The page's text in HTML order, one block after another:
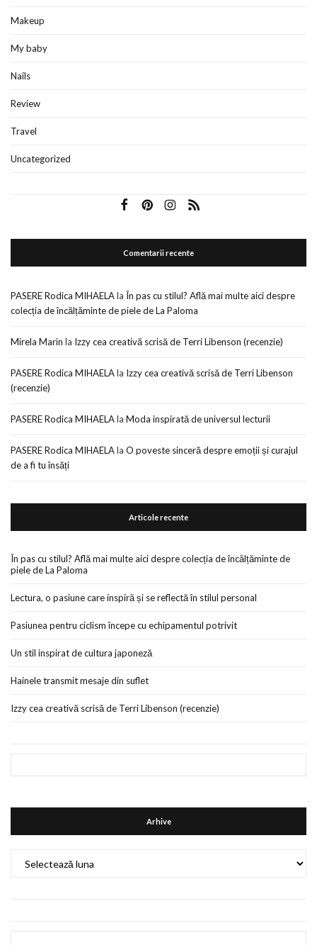
Makeup
My baby
Nails
Review
Travel
Uncategorized
Comentarii recente
PASERE Rodica MIHAELAla În pas cu stilul? Află mai multe aici despre
colecția de încălțăminte de piele de La Paloma
Mirela Marin la Izzy cea creativă scrisă de Terri Libenson (recenzie)
PASERE Rodica MIHAELAla Izzy cea creativă scrisă de Terri Libenson
(recenzie)
PASERE Rodica MIHAELAla Moda inspirată de universul lecturii
PASERE Rodica MIHAELAla O poveste sinceră despre emoții și curajul
de a fi tu însăți
Articole recente
În pas cu stilul? Află mai multe aici despre colecția de încălțăminte de
piele de La Paloma
Lectura, o pasiune care inspiră și se reflectă în stilul personal
Pasiunea pentru ciclism începe cu echipamentul potrivit
Un stil inspirat de cultura japoneză
Hainele transmit mesaje din suflet
Izzy cea creativă scrisă de Terri Libenson (recenzie)
Arhive